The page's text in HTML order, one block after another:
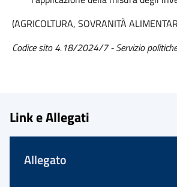
(AGRICOLTURA, SOVRANITÀ
Codice sito 4.18/2024/7 - Servizio
Link e Allegati
Allegato